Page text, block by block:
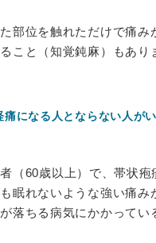
部位を触れただけで痛
こと（知覚鈍麻）もあり
になる人とならない人が
者（60歳以上）で、帯状
眠れないような強い痛
落ちる病気にかかって